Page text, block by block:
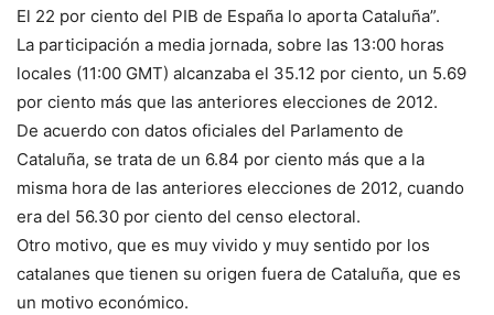
El 22 por ciento del PIB de España lo aporta Cataluña”.
La participación a media jornada, sobre las 13:00 horas
locales (11:00 GMT) alcanzaba el 35.12 por ciento, un 5.69
por ciento más que las anteriores elecciones de 2012.
De acuerdo con datos oficiales del Parlamento de
Cataluña, se trata de un 6.84 por ciento más que a la
misma hora de las anteriores elecciones de 2012, cuando
era del 56.30 por ciento del censo electoral.
Otro motivo, que es muy vivido y muy sentido por los
catalanes que tienen su origen fuera de Cataluña, que es
un motivo económico.